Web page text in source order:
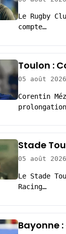
Le Rugby
compte…
Toulon :
05 août 2026
Corentin
Stade
05 août 2026
Le Stade
Racing…
Bayonne